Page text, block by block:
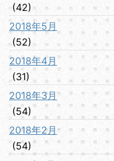
(42)
2018年5月
(52)
2018年4月
(31)
2018年3月
(54)
2018年2月
(54)